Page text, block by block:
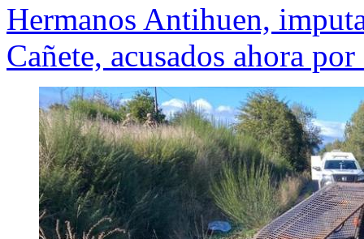
Hermanos Antihuen,
Cañete, acusados ahora